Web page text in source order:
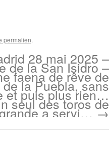
permalien.
28 mai 2025 –
de la San Isidro –
faena de rêve de
de la Puebla, sans
et puis plus rien…
seul des toros de
a servi…→